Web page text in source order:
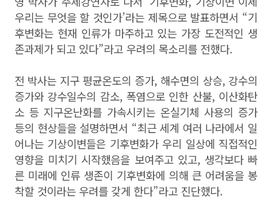
우리는 무엇을 할 것인가’라는 제목으로 발표하면서 “기
후변화는 현재 인류가 마주하고 있는 가장 도전적인 생
존과제가 되고 있다”라고 우려의 목소리를 전했다.
전 박사는 지구 평균온도의 증가, 해수면의 상승, 강수의
증가와 강수일수의 감소, 폭염으로 인한 산불, 이산화탄
소 등 지구온난화를 가속시키는 온실기체 사용의 증가
등의 현상들을 설명하면서 “최근 세계 여러 나라에서 일
어나는 기상이변들은 기후변화가 우리 일상에 직접적인
영향을 미치기 시작했음을 보여주고 있고, 생각보다 빠
른 미래에 인류 생존이 기후변화에 의해 큰 어려움을 봉
착할 것이라는 우려를 갖게 한다”라고 진단했다.